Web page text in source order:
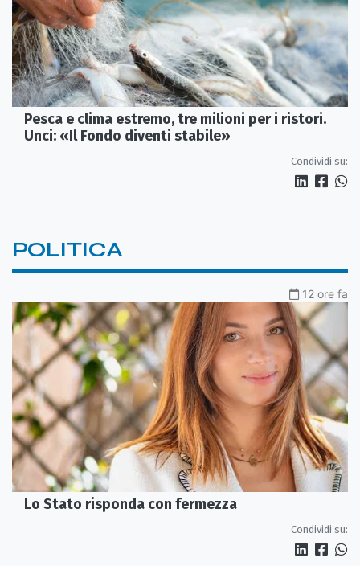
Pesca e clima estremo, tre milioni per i ristori.
Unci: «Il Fondo diventi stabile»
Condividi su:
POLITICA
12 ore fa
Lo Stato risponda con fermezza
Condividi su: